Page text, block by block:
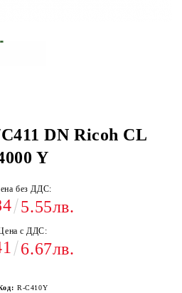
DN Ricoh CL
Y
без ДДС:
5.55лв.
с ДДС:
6.67лв.
R-C410Y